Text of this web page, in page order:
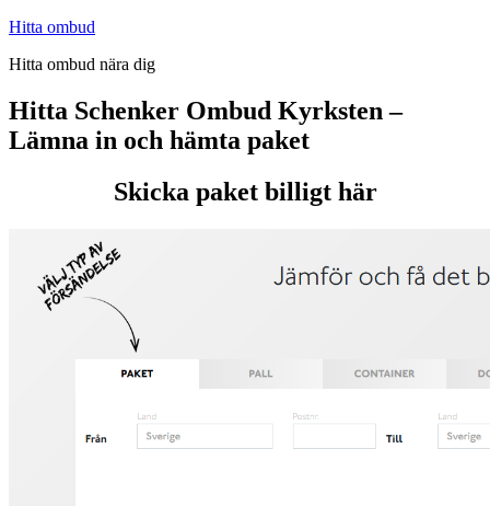
Hoppa
innehåll
Hitta ombud
Hitta ombud nära dig
Hitta Schenker Ombud Kyrksten –
Lämna in och hämta paket
Skicka paket billigt här